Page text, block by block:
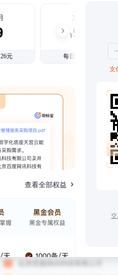
元
3个月
¥99
每日仅1.08元
查看全部权益
支